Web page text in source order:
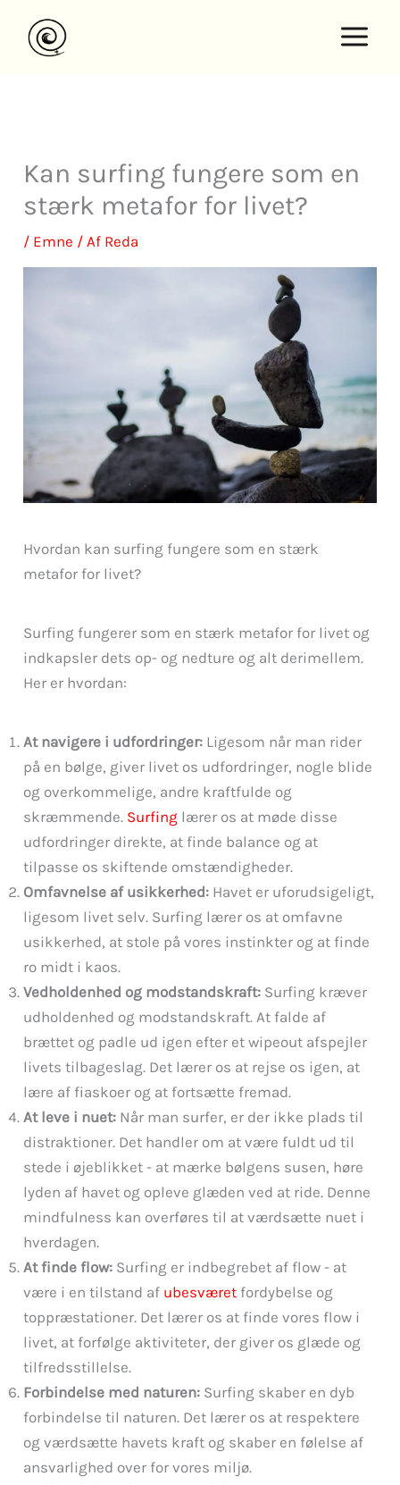
indhold
Kan surfing fungere som en
stærk metafor for livet?
/ Emne / Af Reda
Hvordan kan surfing fungere som en stærk
metafor for livet?
Surfing fungerer som en stærk metafor for livet og
indkapsler dets op- og nedture og alt derimellem.
Her er hvordan:
At navigere i udfordringer: Ligesom når man rider
på en bølge, giver livet os udfordringer, nogle blide
og overkommelige, andre kraftfulde og
skræmmende. Surfing lærer os at møde disse
udfordringer direkte, at finde balance og at
tilpasse os skiftende omstændigheder.
Omfavnelse af usikkerhed: Havet er uforudsigeligt,
ligesom livet selv. Surfing lærer os at omfavne
usikkerhed, at stole på vores instinkter og at finde
ro midt i kaos.
Vedholdenhed og modstandskraft: Surfing kræver
udholdenhed og modstandskraft. At falde af
brættet og padle ud igen efter et wipeout afspejler
livets tilbageslag. Det lærer os at rejse os igen, at
lære af fiaskoer og at fortsætte fremad.
At leve i nuet: Når man surfer, er der ikke plads til
distraktioner. Det handler om at være fuldt ud til
stede i øjeblikket - at mærke bølgens susen, høre
lyden af havet og opleve glæden ved at ride. Denne
mindfulness kan overføres til at værdsætte nuet i
hverdagen.
At finde flow: Surfing er indbegrebet af flow - at
være i en tilstand af ubesværet fordybelse og
toppræstationer. Det lærer os at finde vores flow i
livet, at forfølge aktiviteter, der giver os glæde og
tilfredsstillelse.
Forbindelse med naturen: Surfing skaber en dyb
forbindelse til naturen. Det lærer os at respektere
og værdsætte havets kraft og skaber en følelse af
ansvarlighed over for vores miljø.